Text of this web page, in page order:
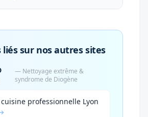
liés sur nos autres sites
— Nettoyage extrême &
syndrome de Diogène
professionnelle Lyon